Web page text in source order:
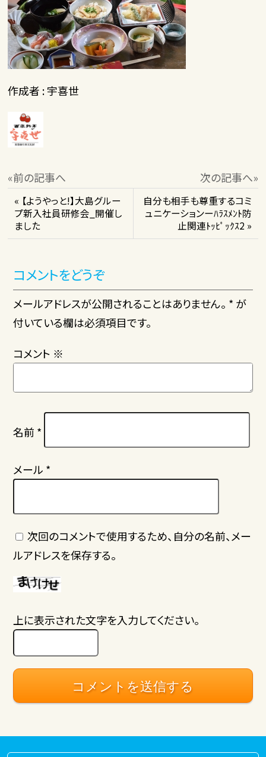
作成者 : 宇喜世
«前の記事へ 次の記事へ»
« 【ようやっと!】大島グルー
プ新入社員研修会_開催し
ました
自分も相手も尊重するコミ
ュニケーションーﾊﾗｽﾒﾝﾄ防
止関連ﾄｯﾋﾟｯｸｽ2 »
コメントをどうぞ
メールアドレスが公開されることはありません。 * が
付いている欄は必須項目です。
コメント ※
名前 *
メール *
次回のコメントで使用するため、自分の名前、メー
ルアドレスを保存する。
上に表示された文字を入力してください。